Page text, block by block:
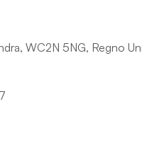
WC2N 5NG, Regno